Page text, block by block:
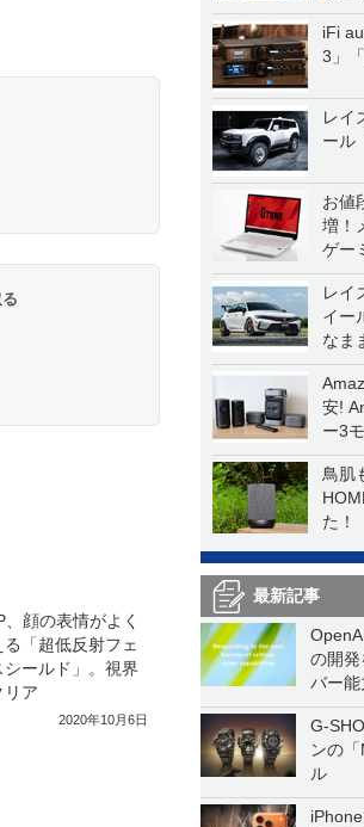
iFi
3」
レイ
ール
お値
増！
ゲー
レイ
イー
なま
安!
ー3
鳥肌
た！
最新記事
の開
バー能
G-
ンの
ル
、顔の表情がよく
る「超低反射フェ
シールド」。視界
リア
2020年10月6日